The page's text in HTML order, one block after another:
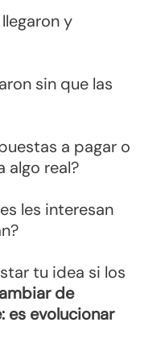
y
sin que las
a pagar o
algo real?
les interesan
tu idea si los
de
es evolucionar